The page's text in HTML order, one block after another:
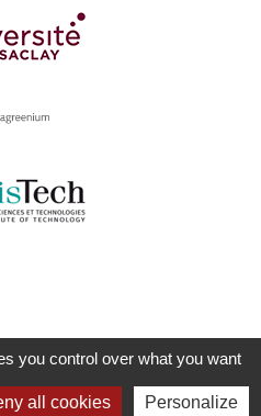
you control over what you want
all cookies Personalize